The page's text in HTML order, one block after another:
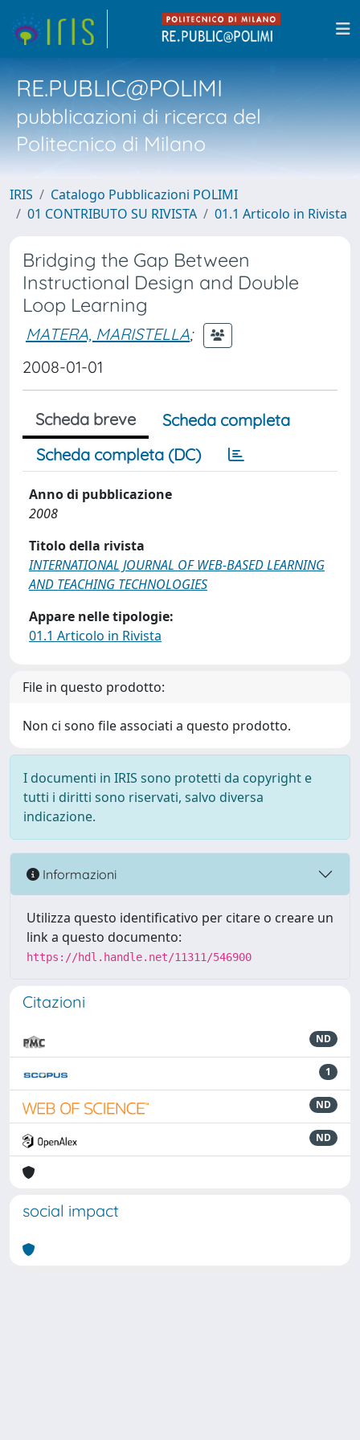
RE.PUBLIC@POLIMI
pubblicazioni di ricerca del
Politecnico di Milano
IRIS
Catalogo Pubblicazioni POLIMI
01 CONTRIBUTO SU RIVISTA
01.1 Articolo in Rivista
Bridging the Gap Between
Instructional Design and Double
Loop Learning
MATERA, MARISTELLA;
2008-01-01
Scheda breve
Scheda completa
Scheda completa (DC)
Anno di pubblicazione
2008
Titolo della rivista
INTERNATIONAL JOURNAL OF WEB-BASED LEARNING
AND TEACHING TECHNOLOGIES
Appare nelle tipologie:
01.1 Articolo in Rivista
File in questo prodotto:
Non ci sono file associati a questo prodotto.
I documenti in IRIS sono protetti da copyright e
tutti i diritti sono riservati, salvo diversa
indicazione.
Informazioni
Utilizza questo identificativo per citare o creare un
link a questo documento:
https://hdl.handle.net/11311/546900
Citazioni
ND
1
ND
ND
social impact